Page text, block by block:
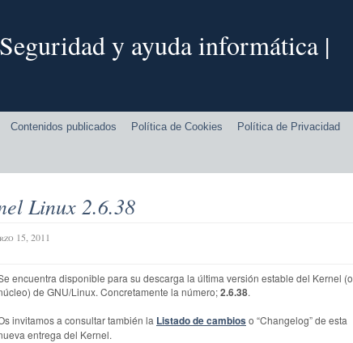
y ayuda informática |
Contenidos publicados Política de Cookies Política de Privacidad
Linux 2.6.38
15, 2011
encuentra disponible para su descarga la última versión estable del Kernel (o
de GNU/Linux. Concretamente la número;2.6.38.
invitamos a consultar también la Listado de cambioso “Changelog” de esta
entrega del Kernel.